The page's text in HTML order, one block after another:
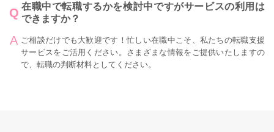
在職中で転職するかを検討中ですがサービスの利用は
できますか？
ご相談だけでも大歓迎です！忙しい在職中こそ、私たちの転職支援
サービスをご活用ください。さまざまな情報をご提供いたしますの
で、転職の判断材料としてください。